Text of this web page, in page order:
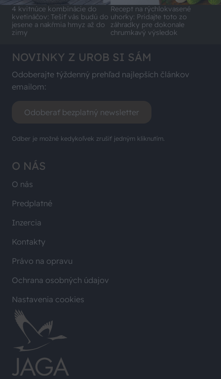
4 kvitnúce kombinácie do
kvetináčov: Tešiť vás budú do
jesene a nakŕmia hmyz až do
zimy
Recept na rýchlokvasené
uhorky: Pridajte toto zo
záhradky pre dokonale
chrumkavý výsledok
O NÁS
O nás
Predplatné
Inzercia
Kontakty
Právo na opravu
Ochrana osobných údajov
Nastavenia cookies
NOVINKY Z UROB SI SÁM
Odoberajte týždenný prehľad najlepších článkov
emailom:
Odoberať bezplatný newsletter
Odber je možné kedykoľvek zrušiť jedným kliknutím.